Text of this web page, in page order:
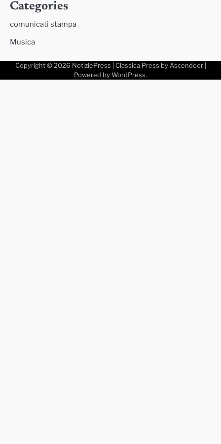
Categories
comunicati stampa
Musica
Copyright © 2026 NotiziePress | Classica Press by Ascendoor|
Powered by WordPress.